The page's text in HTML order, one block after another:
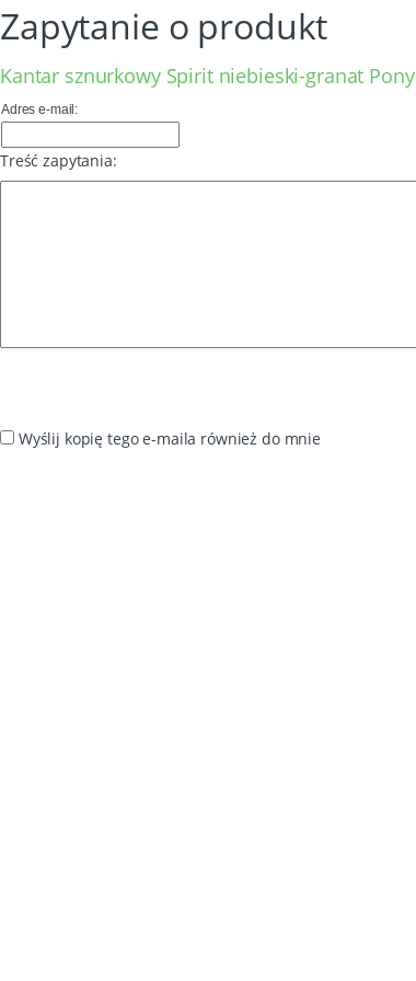
Zapytanie o produkt
Kantar sznurkowy Spirit niebieski-granat Pony
Adres e-mail:
Treść zapytania:
Wyślij kopię tego e-maila również do mnie